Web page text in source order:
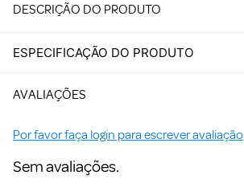
DESCRIÇÃO DO PRODUTO
ESPECIFICAÇÃO DO PRODUTO
AVALIAÇÕES
Por favor faça login para escrever avaliação
Sem avaliações.